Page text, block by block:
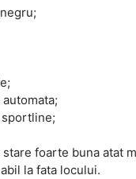
sportline;
foarte buna atat
la fata locului.